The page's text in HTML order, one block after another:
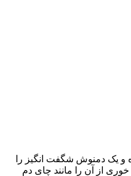
و یک دمنوش شگفت انگیز را
از آن را مانند چای دم